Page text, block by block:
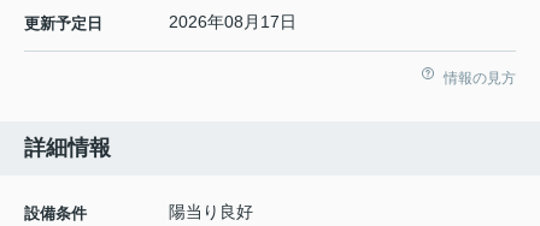
更新予定日 2026年08月17日
情報の見方
詳細情報
設備条件
陽当り良好